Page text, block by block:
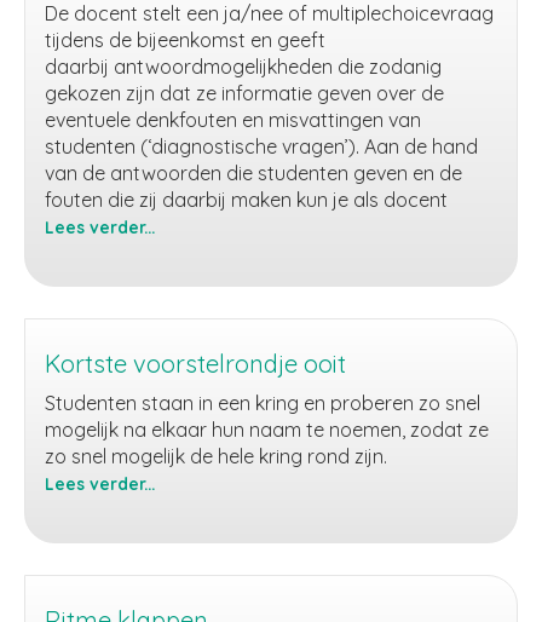
De docent stelt een ja/nee of multiplechoicevraag
tijdens de bijeenkomst en geeft
daarbij antwoordmogelijkheden die zodanig
gekozen zijn dat ze informatie geven over de
eventuele denkfouten en misvattingen van
studenten (‘diagnostische vragen’). Aan de hand
van de antwoorden die studenten geven en de
fouten die zij daarbij maken kun je als docent
Lees verder...
vragen
Kortste voorstelrondje ooit
Studenten staan in een kring en proberen zo snel
mogelijk na elkaar hun naam te noemen, zodat ze
zo snel mogelijk de hele kring rond zijn.
Lees verder...